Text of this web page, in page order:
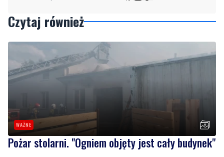
Pożar stolarni. "Ogniem objęty jest cały budynek"